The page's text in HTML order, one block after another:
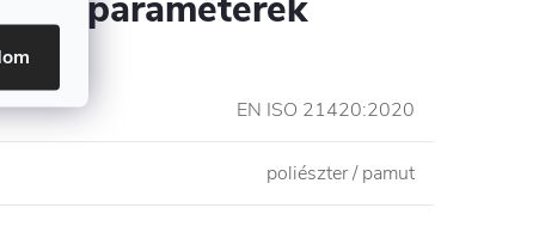
EN ISO 21420:2020
poliészter / pamut